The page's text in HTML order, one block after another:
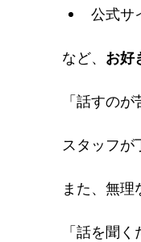
公式サ
など、 お好
「話すの
スタッフが
また、無理
「話を聞